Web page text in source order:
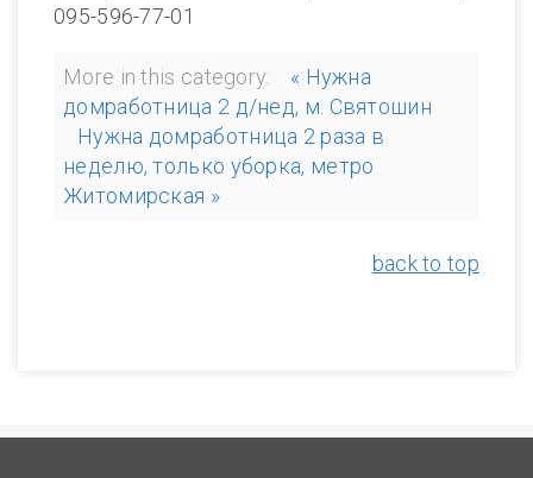
095-596-77-01
More in this category:
« Нужна
домработница 2 д/нед, м. Святошин
Нужна домработница 2 раза в
неделю, только уборка, метро
Житомирская »
back to top